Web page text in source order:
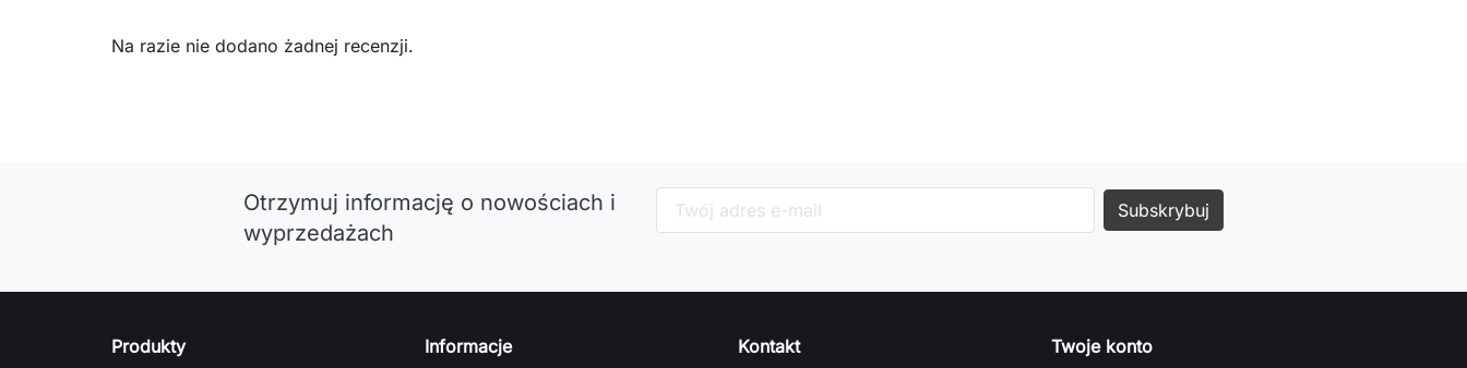
Na razie nie dodano żadnej recenzji.
Otrzymuj informację o nowościach i
wyprzedażach
Produkty Informacje Kontakt Twoje konto